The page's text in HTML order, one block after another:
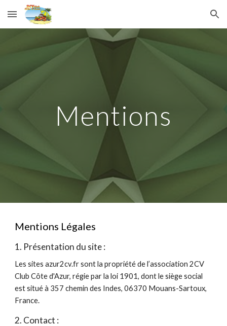
Skip to main content Skip to navigation
Mentions
Mentions Légales
1. Présentation du site :
Les sites azur2cv.fr sont la propriété de l’association 2CV
Club Côte d'Azur, régie par la loi 1901, dont le siège social
est situé à 357 chemin des Indes, 06370 Mouans-Sartoux,
France.
2. Contact :